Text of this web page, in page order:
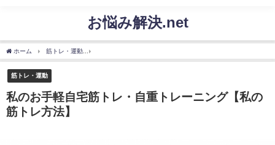
お悩み解決.net
ホーム 筋トレ・運動
筋トレ・運動
私のお手軽自宅筋トレ・自重トレーニング【私の
筋トレ方法】